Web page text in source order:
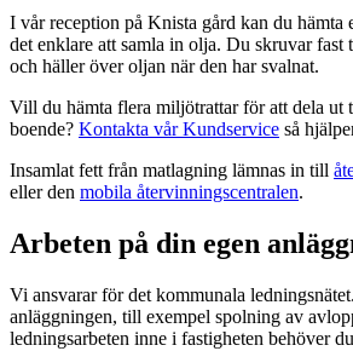
I vår reception på Knista gård kan du hämta
det enklare att samla in olja. Du skruvar fast
och häller över oljan när den har svalnat.
Vill du hämta flera miljötrattar för att dela ut
boende? Kontakta vår Kundservice så
Insamlat fett från matlagning lämnas in till
eller den mobila återvinningscentralen.
Arbeten på din egen
Vi ansvarar för det kommunala
anläggningen, till exempel spolning av
ledningsarbeten inne i fastigheten behöver